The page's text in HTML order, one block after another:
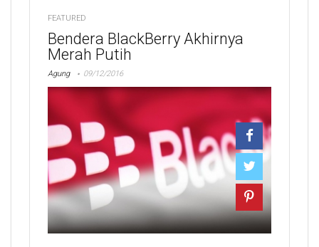
FEATURED
Bendera BlackBerry Akhirnya
Merah Putih
Agung 09/12/2016